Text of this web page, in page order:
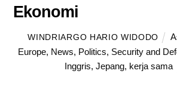
Ekonomi
WINDRIARGO HARIO WIDODO
Europe, News, Politics, Security and
Inggris,Jepang, kerja sama